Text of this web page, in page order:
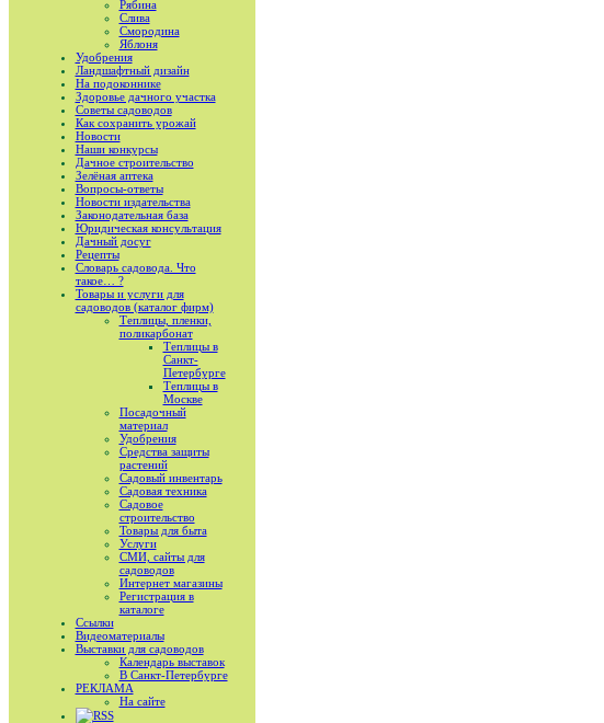
Рябина
Слива
Смородина
Яблоня
Удобрения
Ландшафтный дизайн
На подоконнике
Здоровье дачного участка
Советы садоводов
Как сохранить урожай
Новости
Наши конкурсы
Дачное строительство
Зелёная аптека
Вопросы-ответы
Новости издательства
Законодательная база
Юридическая консультация
Дачный досуг
Рецепты
Словарь садовода. Что
такое… ?
Товары и услуги для
садоводов (каталог фирм)
Теплицы, пленки,
поликарбонат
Теплицы в
Санкт-
Петербурге
Теплицы в
Москве
Посадочный
материал
Удобрения
Средства защиты
растений
Садовый инвентарь
Садовая техника
Садовое
строительство
Товары для быта
Услуги
СМИ, сайты для
садоводов
Интернет магазины
Регистрация в
каталоге
Ссылки
Видеоматериалы
Выставки для садоводов
Календарь выставок
В Санкт-Петербурге
РЕКЛАМА
На сайте
RSS